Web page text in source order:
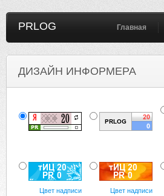
PRLOG Главная
ДИЗАЙН ИНФОРМЕРА
Цвет надписи Цвет надписи